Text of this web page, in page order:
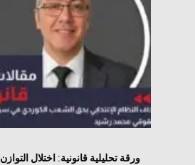
ورقة تحليلية قانونية: اختلال التوازن